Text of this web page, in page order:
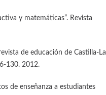
y matemáticas”. Revista
de educación de Castilla-La
130. 2012.
de enseñanza a estudiantes